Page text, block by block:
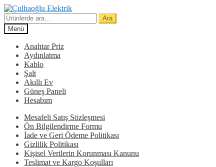
Dolaşıma
geç
İçeriğe
geç
Ara:
Ara
Menü
Anahtar Priz
Aydınlatma
Kablo
Şalt
Akıllı Ev
Güneş Paneli
Hesabım
Mesafeli Satış Sözleşmesi
Ön Bilgilendirme Formu
İade ve Geri Ödeme Politikası
Gizlilik Politikası
Kişisel Verilerin Korunması Kanunu
Teslimat ve Kargo Koşulları